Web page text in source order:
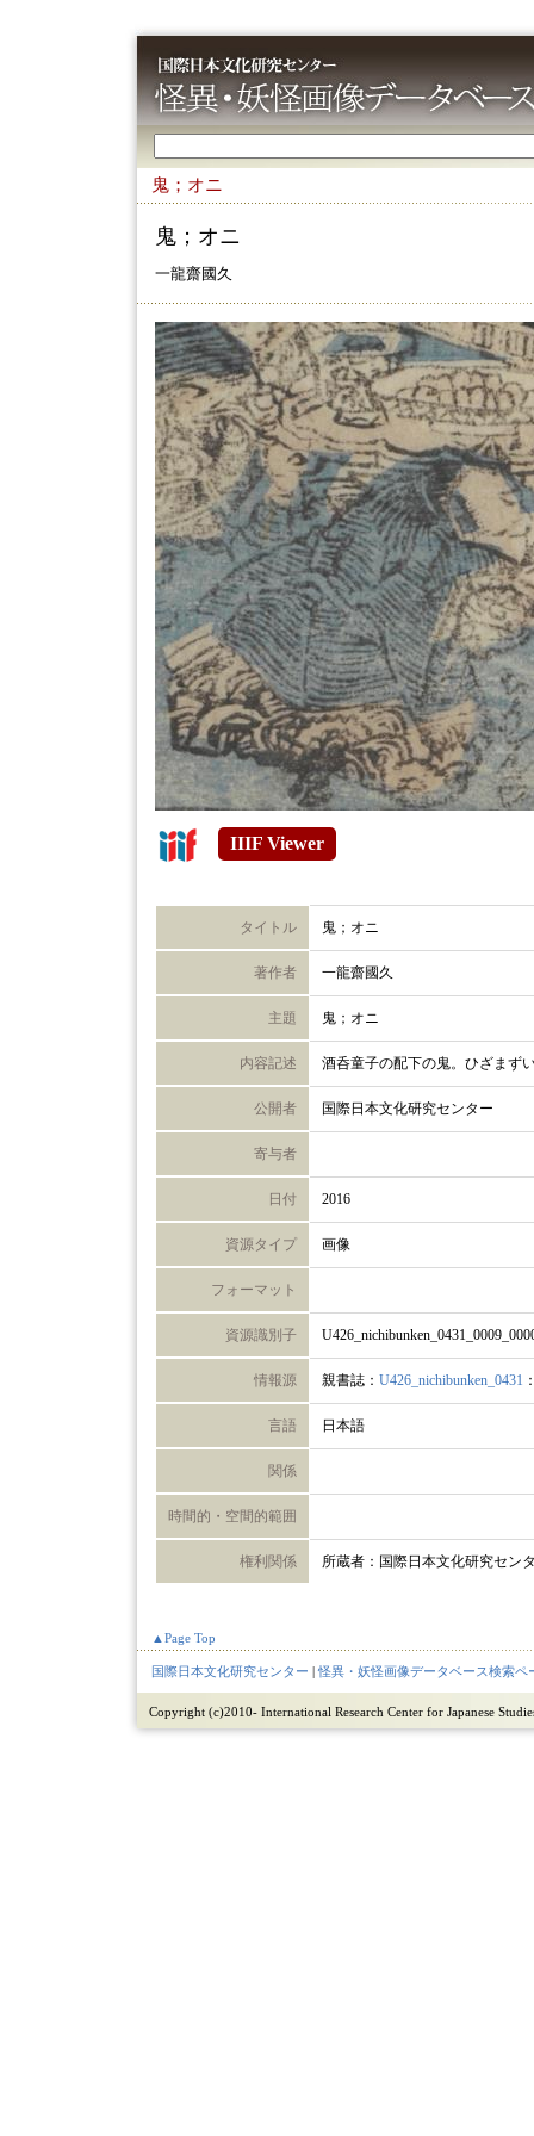
鬼；オニ
鬼；オニ
一龍齋國久
IIIF Viewer
タイトル 鬼；オニ
著作者 一龍齋國久
主題 鬼；オニ
内容記述 酒呑童子の配下の鬼。ひざまず
公開者 国際日本文化研究センター
寄与者
日付 2016
資源タイプ 画像
フォーマット
資源識別子
情報源 親書誌： U426_nichibunken_0431
言語 日本語
関係
時間的・空間的範囲
権利関係 所蔵者：国際日本文化研究セン
▲Page Top
国際日本文化研究センター |怪異・妖怪画像データベース検索ペ
Copyright (c)2010- International Research Center for Japanese